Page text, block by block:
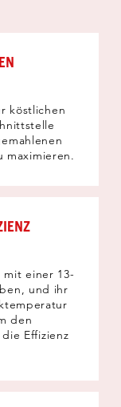
köstlichen
maximieren.
mit einer 13-
und ihr
den
Effizienz